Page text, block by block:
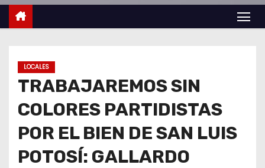
LOCALES
TRABAJAREMOS SIN
COLORES PARTIDISTAS
POR EL BIEN DE SAN LUIS
POTOSÍ: GALLARDO